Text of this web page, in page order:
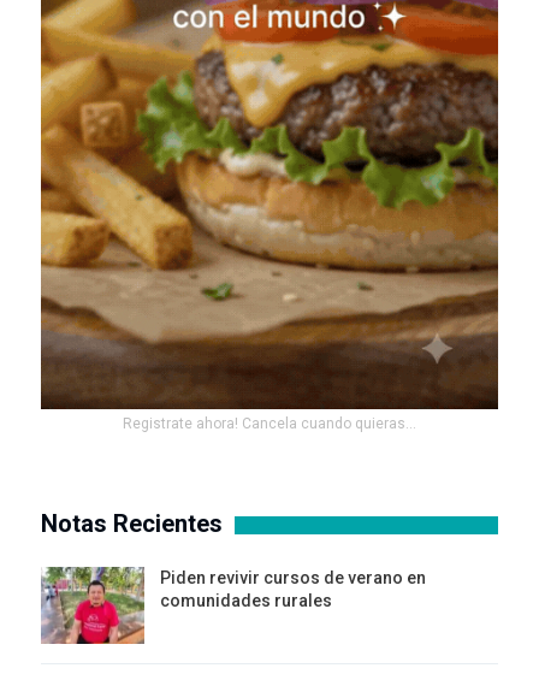
Registrate ahora! Cancela cuando quieras...
Notas Recientes
Piden revivir cursos de verano en
comunidades rurales